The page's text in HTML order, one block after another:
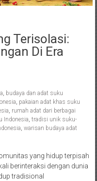
Terisolasi:
Di Era
, budaya dan adat suku
, pakaian adat khas suku
, rumah adat dari berbagai
Indonesia, tradisi unik suku-
, warisan budaya adat
yang hidup terpisah
berinteraksi dengan dunia
tradisional